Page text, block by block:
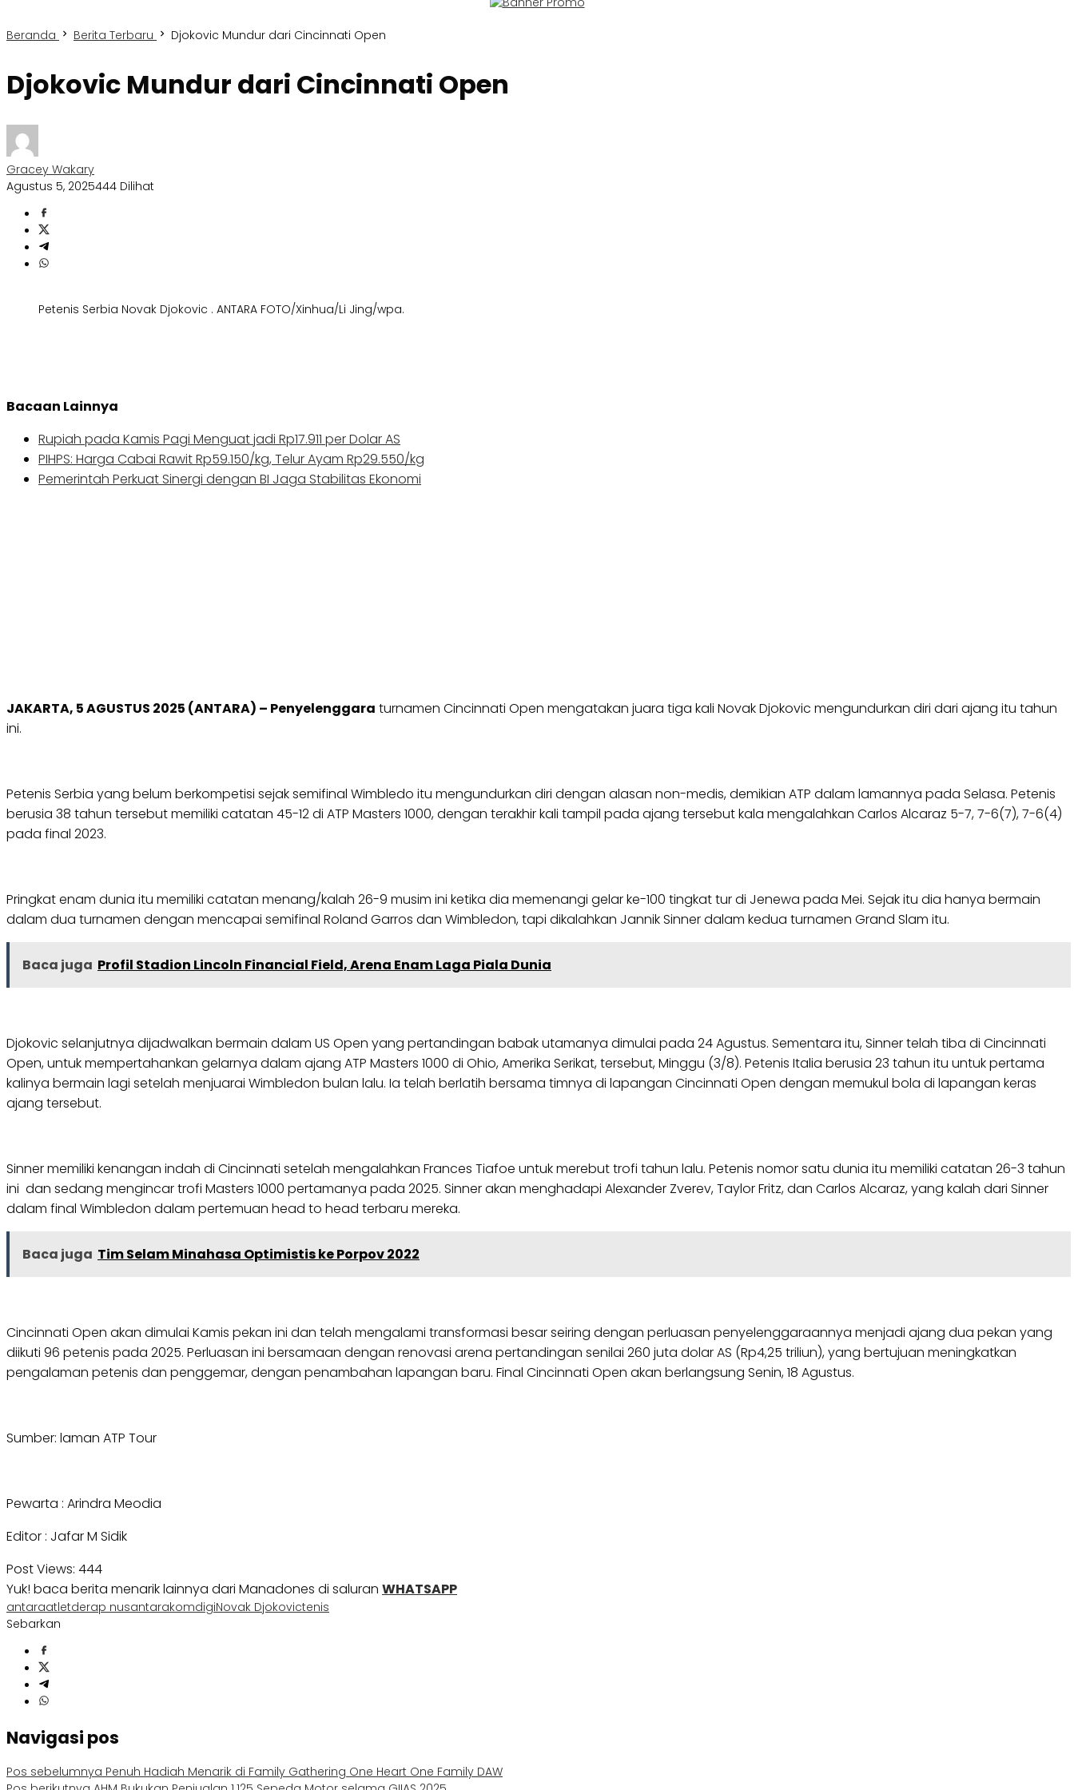
Beranda Berita Terbaru Djokovic Mundur dari Cincinnati Open
Djokovic Mundur dari Cincinnati Open
Gracey Wakary
Agustus 5, 2025444 Dilihat
Petenis Serbia Novak Djokovic . ANTARA FOTO/Xinhua/Li Jing/wpa.
Bacaan Lainnya
Rupiah pada Kamis Pagi Menguat jadi Rp17.911 per Dolar AS
PIHPS: Harga Cabai Rawit Rp59.150/kg, Telur Ayam Rp29.550/kg
Pemerintah Perkuat Sinergi dengan BI Jaga Stabilitas Ekonomi
JAKARTA, 5 AGUSTUS 2025 (ANTARA) – Penyelenggara turnamen Cincinnati Open mengatakan juara tiga kali Novak Djokovic mengundurkan diri dari ajang itu tahun
ini.
Petenis Serbia yang belum berkompetisi sejak semifinal Wimbledo itu mengundurkan diri dengan alasan non-medis, demikian ATP dalam lamannya pada Selasa. Petenis
berusia 38 tahun tersebut memiliki catatan 45-12 di ATP Masters 1000, dengan terakhir kali tampil pada ajang tersebut kala mengalahkan Carlos Alcaraz 5-7, 7-6(7), 7-6(4)
pada final 2023.
Pringkat enam dunia itu memiliki catatan menang/kalah 26-9 musim ini ketika dia memenangi gelar ke-100 tingkat tur di Jenewa pada Mei. Sejak itu dia hanya bermain
dalam dua turnamen dengan mencapai semifinal Roland Garros dan Wimbledon, tapi dikalahkan Jannik Sinner dalam kedua turnamen Grand Slam itu.
Baca juga Profil Stadion Lincoln Financial Field, Arena Enam Laga Piala Dunia
Djokovic selanjutnya dijadwalkan bermain dalam US Open yang pertandingan babak utamanya dimulai pada 24 Agustus. Sementara itu, Sinner telah tiba di Cincinnati
Open, untuk mempertahankan gelarnya dalam ajang ATP Masters 1000 di Ohio, Amerika Serikat, tersebut, Minggu (3/8). Petenis Italia berusia 23 tahun itu untuk pertama
kalinya bermain lagi setelah menjuarai Wimbledon bulan lalu. Ia telah berlatih bersama timnya di lapangan Cincinnati Open dengan memukul bola di lapangan keras
ajang tersebut.
Sinner memiliki kenangan indah di Cincinnati setelah mengalahkan Frances Tiafoe untuk merebut trofi tahun lalu. Petenis nomor satu dunia itu memiliki catatan 26-3 tahun
ini dan sedang mengincar trofi Masters 1000 pertamanya pada 2025. Sinner akan menghadapi Alexander Zverev, Taylor Fritz, dan Carlos Alcaraz, yang kalah dari Sinner
dalam final Wimbledon dalam pertemuan head to head terbaru mereka.
Baca juga Tim Selam Minahasa Optimistis ke Porpov 2022
Cincinnati Open akan dimulai Kamis pekan ini dan telah mengalami transformasi besar seiring dengan perluasan penyelenggaraannya menjadi ajang dua pekan yang
diikuti 96 petenis pada 2025. Perluasan ini bersamaan dengan renovasi arena pertandingan senilai 260 juta dolar AS (Rp4,25 triliun), yang bertujuan meningkatkan
pengalaman petenis dan penggemar, dengan penambahan lapangan baru. Final Cincinnati Open akan berlangsung Senin, 18 Agustus.
Sumber: laman ATP Tour
Pewarta : Arindra Meodia
Editor : Jafar M Sidik
Post Views: 444
Yuk! baca berita menarik lainnya dari Manadones di saluran WHATSAPP
antaraatletderap nusantarakomdigiNovak Djokovictenis
Sebarkan
Navigasi pos
Pos sebelumnya Penuh Hadiah Menarik di Family Gathering One Heart One Family DAW